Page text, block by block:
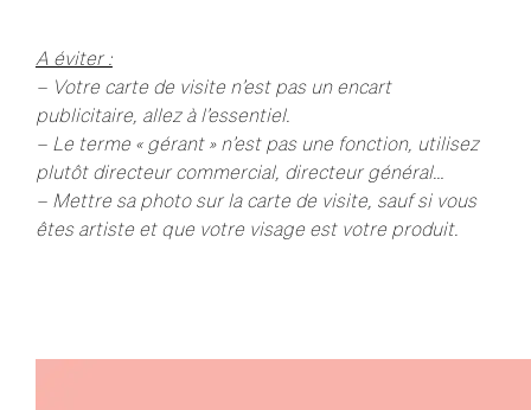
A éviter :
– Votre carte de visite n’est pas un encart
publicitaire, allez à l’essentiel.
– Le terme « gérant » n’est pas une fonction, utilisez
plutôt directeur commercial, directeur général…
– Mettre sa photo sur la carte de visite, sauf si vous
êtes artiste et que votre visage est votre produit.